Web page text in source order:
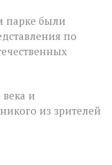
парке были
по
и
из зрителей